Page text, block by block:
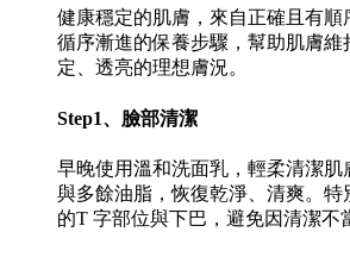
健康穩定的肌膚，來自正確且有順
循序漸進的保養步驟，幫助肌膚維
定、透亮的理想膚況。
Step1、臉部清潔
早晚使用溫和洗面乳，輕柔清潔肌
與多餘油脂，恢復乾淨、清爽。特
的T 字部位與下巴，避免因清潔不